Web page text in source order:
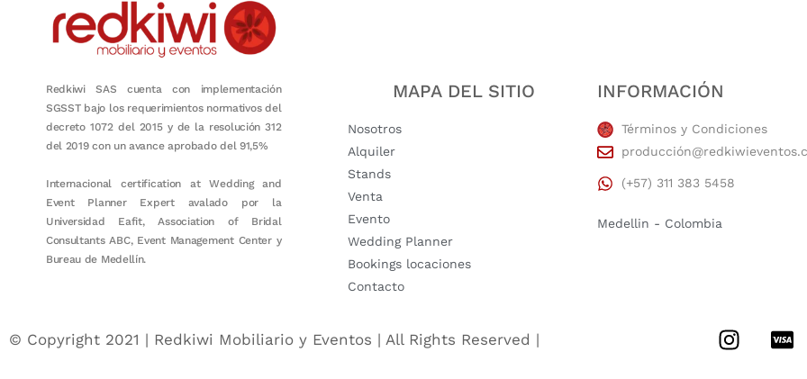
Redkiwi SAS cuenta con implementación
SGSST bajo los requerimientos normativos del
decreto 1072 del 2015 y de la resolución 312
del 2019 con un avance aprobado del 91,5%
Internacional certification at Wedding and
Event Planner Expert avalado por la
Universidad Eafit, Association of Bridal
Consultants ABC, Event Management Center y
Bureau de Medellín.
MAPA DEL SITIO
Nosotros
Alquiler
Stands
Venta
Evento
Wedding Planner
Bookings locaciones
Contacto
INFORMACIÓN
Términos y Condiciones
(+57) 311 383 5458
Medellin - Colombia
© Copyright 2021 | Redkiwi Mobiliario y Eventos | All Rights Reserved |